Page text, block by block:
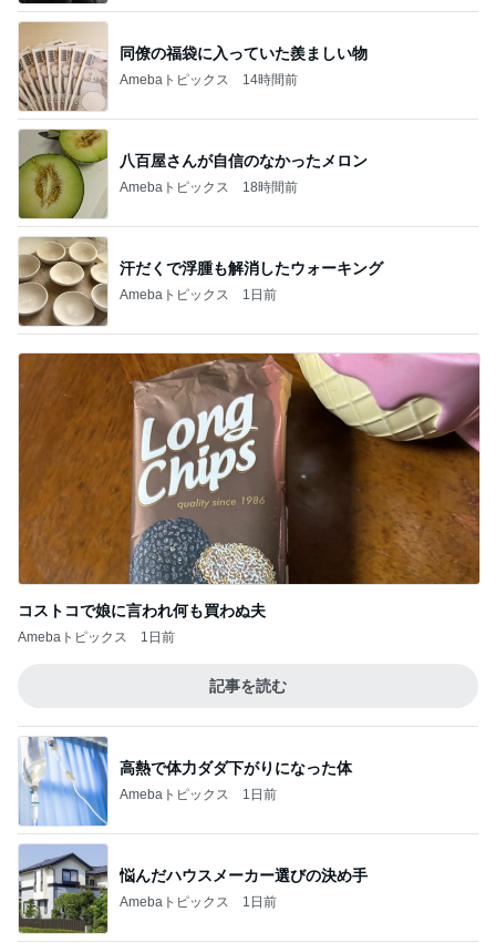
同僚の福袋に入っていた羨ましい物
Amebaトピックス 14時間前
八百屋さんが自信のなかったメロン
Amebaトピックス 18時間前
汗だくで浮腫も解消したウォーキング
Amebaトピックス 1日前
コストコで娘に言われ何も買わぬ夫
Amebaトピックス 1日前
記事を読む
高熱で体力ダダ下がりになった体
Amebaトピックス 1日前
悩んだハウスメーカー選びの決め手
Amebaトピックス 1日前